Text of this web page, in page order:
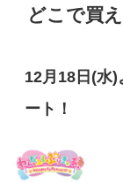
どこで買
12月18日(水)
ート！